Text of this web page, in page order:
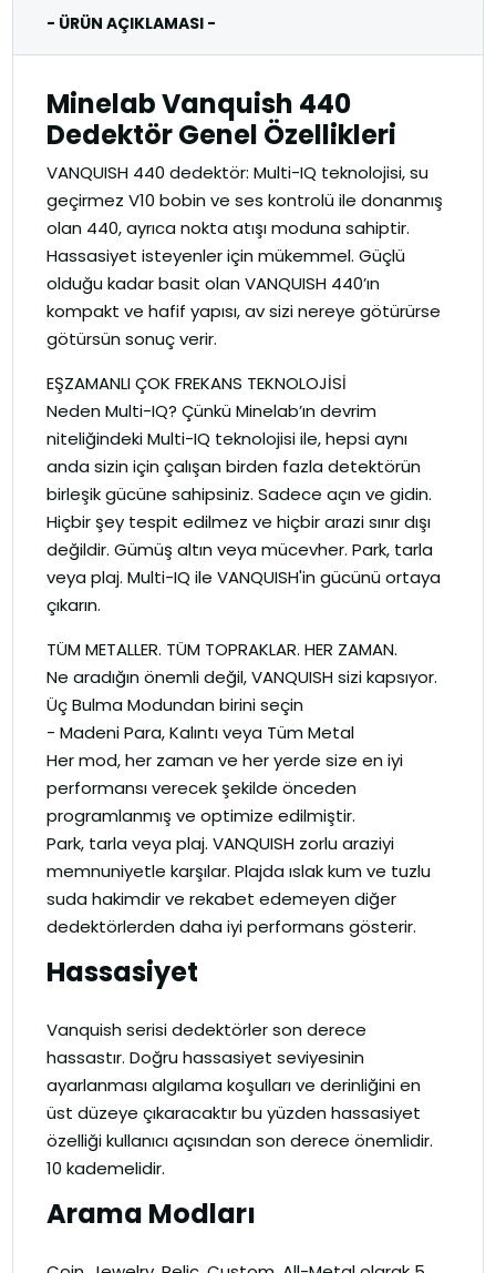
- ÜRÜN AÇIKLAMASI -
Minelab Vanquish 440
Dedektör Genel Özellikleri
VANQUISH 440 dedektör: Multi-IQ teknolojisi, su
geçirmez V10 bobin ve ses kontrolü ile donanmış
olan 440, ayrıca nokta atışı moduna sahiptir.
Hassasiyet isteyenler için mükemmel. Güçlü
olduğu kadar basit olan VANQUISH 440’ın
kompakt ve hafif yapısı, av sizi nereye götürürse
götürsün sonuç verir.
EŞZAMANLI ÇOK FREKANS TEKNOLOJİSİ
Neden Multi-IQ? Çünkü Minelab’ın devrim
niteliğindeki Multi-IQ teknolojisi ile, hepsi aynı
anda sizin için çalışan birden fazla detektörün
birleşik gücüne sahipsiniz. Sadece açın ve gidin.
Hiçbir şey tespit edilmez ve hiçbir arazi sınır dışı
değildir. Gümüş altın veya mücevher. Park, tarla
veya plaj. Multi-IQ ile VANQUISH'in gücünü ortaya
çıkarın.
TÜM METALLER. TÜM TOPRAKLAR. HER ZAMAN.
Ne aradığın önemli değil, VANQUISH sizi kapsıyor.
Üç Bulma Modundan birini seçin
- Madeni Para, Kalıntı veya Tüm Metal
Her mod, her zaman ve her yerde size en iyi
performansı verecek şekilde önceden
programlanmış ve optimize edilmiştir.
Park, tarla veya plaj. VANQUISH zorlu araziyi
memnuniyetle karşılar. Plajda ıslak kum ve tuzlu
suda hakimdir ve rekabet edemeyen diğer
dedektörlerden daha iyi performans gösterir.
Hassasiyet
Vanquish serisi dedektörler son derece
hassastır. Doğru hassasiyet seviyesinin
ayarlanması algılama koşulları ve derinliğini en
üst düzeye çıkaracaktır bu yüzden hassasiyet
özelliği kullanıcı açısından son derece önemlidir.
10 kademelidir.
Arama Modları